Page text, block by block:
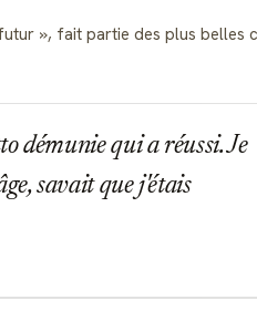
, fait partie des plus belles
démunie qui a réussi. Je
savait que j'étais